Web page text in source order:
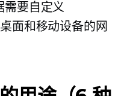
需要自定义
面和移动设备的网